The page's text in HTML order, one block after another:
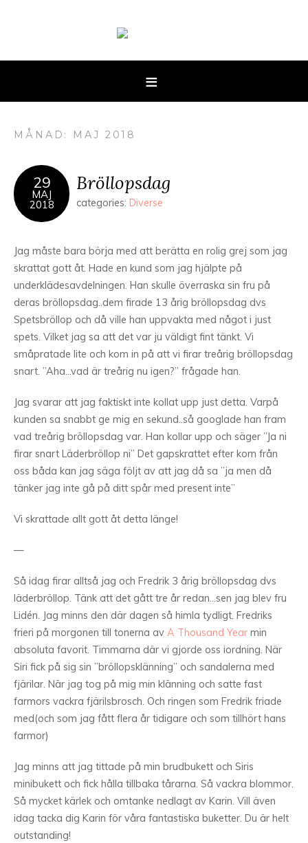
MÅNAD: MAJ 2018
29
MAJ
2018
Bröllopsdag
categories: Diverse
Jag måste bara börja med att berätta en rolig grej som jag
skrattat gott åt. Hade en kund som jag hjälpte på
underklädesavdelningen. Han skulle överraska sin fru på
deras bröllopsdag..dem firade 13 årig bröllopsdag dvs
Spetsbröllop och då ville han uppvakta med något i just
spets. Vilket jag sa att det var ju väldigt fint tänkt. Vi
småpratade lite och kom in på att vi firar treårig bröllopsdag
snart. ”Aha…vad är treårig nu igen?” frågade han.
Jag svarar att jag faktiskt inte kollat upp just detta. Varpå
kunden sa snabbt ge mig en sekund..så googlade han fram
vad treårig bröllopsdag var. Han kollar upp och säger ”Ja ni
firar snart Läderbröllop ni” Det gapskrattet efter kom från
oss båda kan jag säga följt av att jag då sa ”ja men då
tänker jag inte gå på ditt spår med present inte”
Vi skrattade allt gott åt detta länge!
—
Så idag firar alltså jag och Fredrik 3 årig bröllopsdag dvs
läderbröllop. Tänk att det gått tre år redan…sen jag blev fru
Lidén. Jag minns den där dagen så himla tydligt. Fredriks
frieri på morgonen till tonerna av A Thousand Year min
absoluta favorit. Timmarna där vi gjorde oss iordning. När
Siri fick på sig sin ”bröllopsklänning” och sandalerna med
fjärilar. När jag tog på mig min klänning och satte fast
farmors vackra fjärilsbrosch. Och ringen som Fredrik friade
med(och som jag fått flera år tidigare och som tillhört hans
farmor)
Jag minns att jag tittade på min brudbukett och Siris
minibukett och fick hålla tillbaka tårarna. Så vackra blommor.
Så mycket kärlek och omtanke nedlagt av Karin. Vill även
idag tacka dig Karin för våra fantastiska buketter. Du är helt
outstanding!